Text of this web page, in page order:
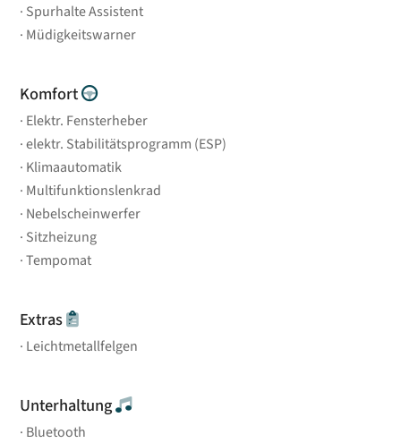
Spurhalte Assistent
Müdigkeitswarner
Komfort
Elektr. Fensterheber
elektr. Stabilitätsprogramm (ESP)
Klimaautomatik
Multifunktionslenkrad
Nebelscheinwerfer
Sitzheizung
Tempomat
Extras
Leichtmetallfelgen
Unterhaltung
Bluetooth